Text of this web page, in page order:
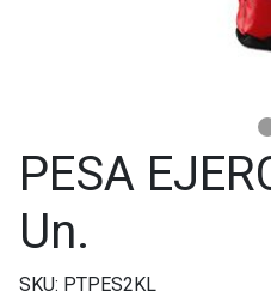
PESA
Un.
SKU: PTPES2KL